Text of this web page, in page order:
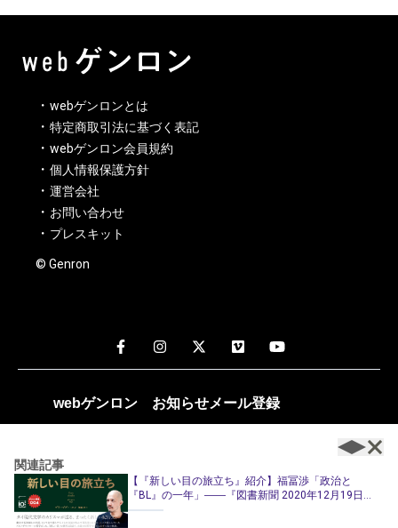
関連記事
【『新しい目の旅立ち』紹介】福冨渉「政治と
『BL』の一年」――『図書新聞 2020年12月19日
号』に掲載
webゲンロンとは
特定商取引法に基づく表記
webゲンロン会員規約
個人情報保護方針
運営会社
お問い合わせ
プレスキット
© Genron
webゲンロン お知らせメール登録